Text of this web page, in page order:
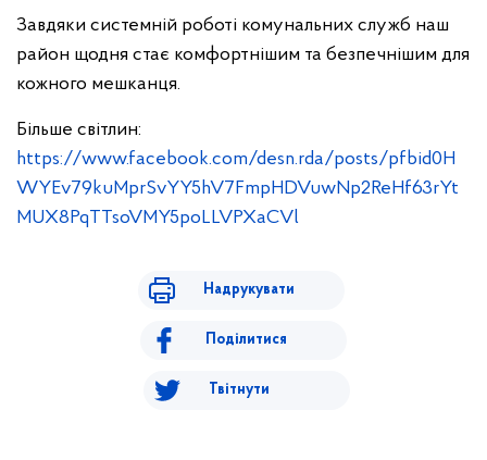
Завдяки системній роботі комунальних служб наш
район щодня стає комфортнішим та безпечнішим для
кожного мешканця.
Більше світлин:
https://www.facebook.com/desn.rda/posts/pfbid0H
WYEv79kuMprSvYY5hV7FmpHDVuwNp2ReHf63rYt
MUX8PqTTsoVMY5poLLVPXaCVl
Надрукувати
Поділитися
Твітнути